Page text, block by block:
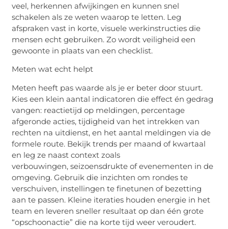
veel, herkennen afwijkingen en kunnen snel
schakelen als ze weten waarop te letten. Leg
afspraken vast in korte, visuele werkinstructies die
mensen echt gebruiken. Zo wordt veiligheid een
gewoonte in plaats van een checklist.
Meten wat echt helpt
Meten heeft pas waarde als je er beter door stuurt.
Kies een klein aantal indicatoren die effect én gedrag
vangen: reactietijd op meldingen, percentage
afgeronde acties, tijdigheid van het intrekken van
rechten na uitdienst, en het aantal meldingen via de
formele route. Bekijk trends per maand of kwartaal
en leg ze naast context zoals
verbouwingen,seizoensdrukte of evenementen in de
omgeving. Gebruik die inzichten om rondes te
verschuiven, instellingen te finetunen of bezetting
aan te passen. Kleine iteraties houden energie in het
team en leveren sneller resultaat op dan één grote
“opschoonactie” die na korte tijd weer veroudert.